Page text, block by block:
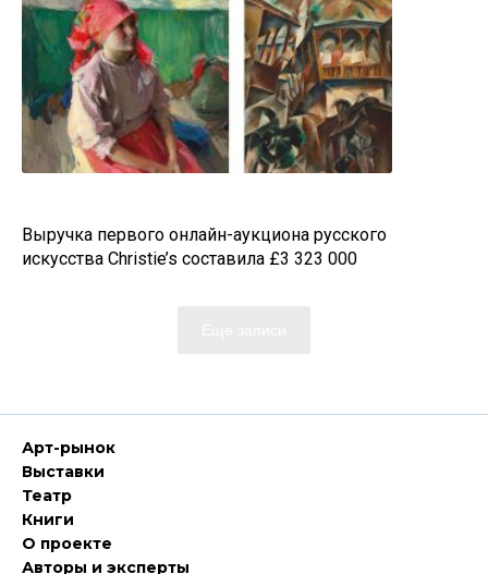
Выручка первого онлайн-аукциона русского
искусства Christie’s составила £3 323 000
Арт-рынок
Выставки
Театр
Книги
О проекте
Авторы и эксперты